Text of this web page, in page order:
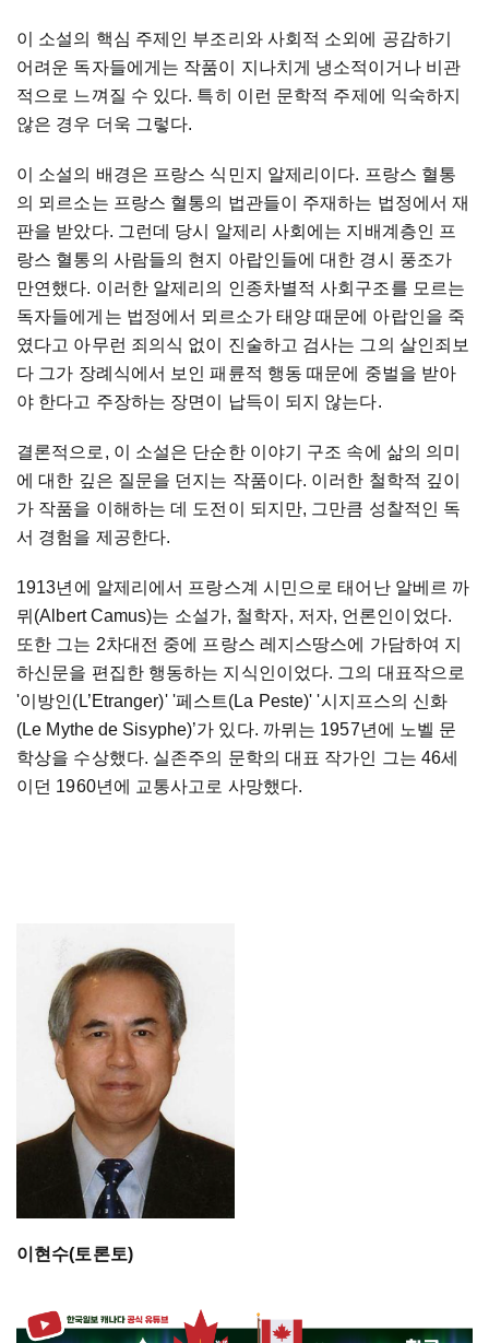
이 소설의 핵심 주제인 부조리와 사회적 소외에 공감하기
어려운 독자들에게는 작품이 지나치게 냉소적이거나 비관
적으로 느껴질 수 있다. 특히 이런 문학적 주제에 익숙하지
않은 경우 더욱 그렇다.
이 소설의 배경은 프랑스 식민지 알제리이다. 프랑스 혈통
의 뫼르소는 프랑스 혈통의 법관들이 주재하는 법정에서 재
판을 받았다. 그런데 당시 알제리 사회에는 지배계층인 프
랑스 혈통의 사람들의 현지 아랍인들에 대한 경시 풍조가
만연했다. 이러한 알제리의 인종차별적 사회구조를 모르는
독자들에게는 법정에서 뫼르소가 태양 때문에 아랍인을 죽
였다고 아무런 죄의식 없이 진술하고 검사는 그의 살인죄보
다 그가 장례식에서 보인 패륜적 행동 때문에 중벌을 받아
야 한다고 주장하는 장면이 납득이 되지 않는다.
결론적으로, 이 소설은 단순한 이야기 구조 속에 삶의 의미
에 대한 깊은 질문을 던지는 작품이다. 이러한 철학적 깊이
가 작품을 이해하는 데 도전이 되지만, 그만큼 성찰적인 독
서 경험을 제공한다.
1913년에 알제리에서 프랑스계 시민으로 태어난 알베르 까
뮈(Albert Camus)는 소설가, 철학자, 저자, 언론인이었다.
또한 그는 2차대전 중에 프랑스 레지스땅스에 가담하여 지
하신문을 편집한 행동하는 지식인이었다. 그의 대표작으로
'이방인(L’Etranger)' '페스트(La Peste)' '시지프스의 신화
(Le Mythe de Sisyphe)’가 있다. 까뮈는 1957년에 노벨 문
학상을 수상했다. 실존주의 문학의 대표 작가인 그는 46세
이던 1960년에 교통사고로 사망했다.
이현수(토론토)